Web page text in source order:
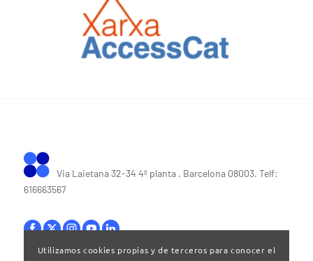
Via Laietana 32-34 4ª planta . Barcelona 08003. Telf:
616663567
Utilizamos cookies propias y de terceros para conocer el